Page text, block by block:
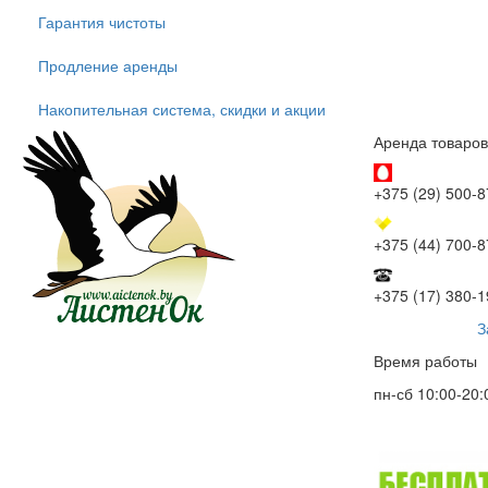
Гарантия чистоты
Продление аренды
Накопительная система, скидки и акции
Аренда
+375 (29) 500-
+375 (44) 700-
+375 (17) 380-
Время работы
пн-сб 10:00-